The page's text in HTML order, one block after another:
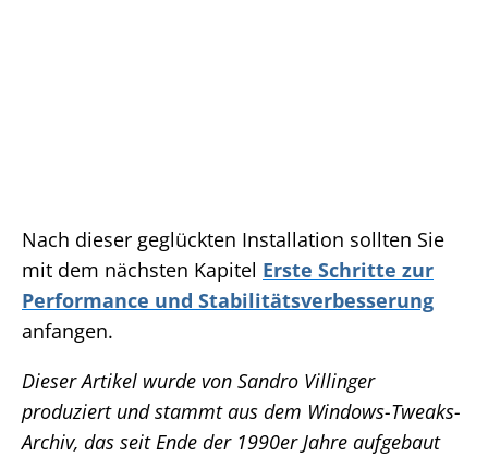
Nach dieser geglückten Installation sollten Sie
mit dem nächsten Kapitel Erste Schritte zur
Performance und Stabilitätsverbesserung
anfangen.
Dieser Artikel wurde von Sandro Villinger
produziert und stammt aus dem Windows-Tweaks-
Archiv, das seit Ende der 1990er Jahre aufgebaut